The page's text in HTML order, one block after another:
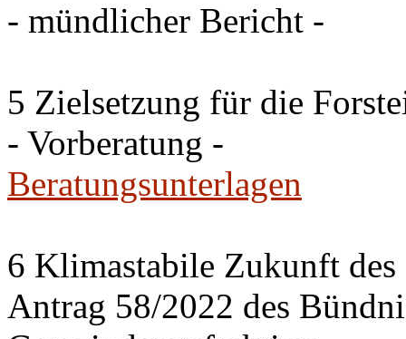
- mündlicher Bericht -
5 Zielsetzung für die
- Vorberatung -
Beratungsunterlagen
6 Klimastabile Zukunft des
Antrag 58/2022 des